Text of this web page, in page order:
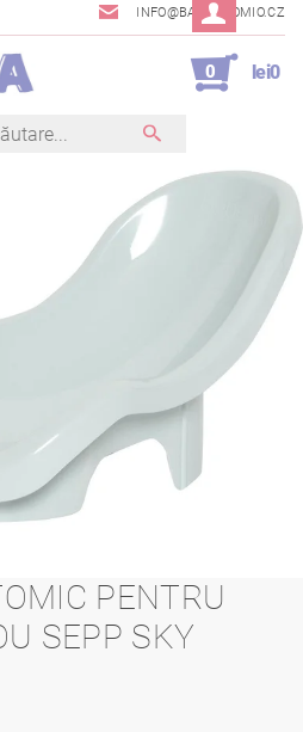
INFO@BAMBINOMIO.CZ
0 lei0
PENTRU
SEPP SKY